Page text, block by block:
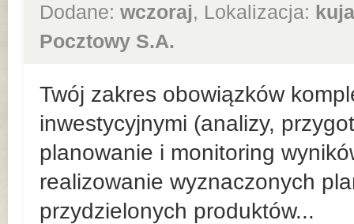
Dodane: wczoraj, Lokalizacja:
Pocztowy S.A.
Twój zakres obowiązków
inwestycyjnymi (analizy,
planowanie i monitoring
realizowanie wyznaczonych
przydzielonych produktów...